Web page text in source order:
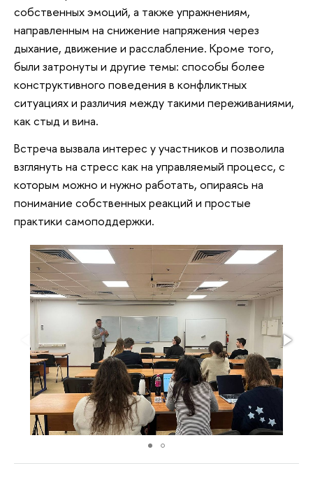
собственных эмоций, а также упражнениям,
направленным на снижение напряжения через
дыхание, движение и расслабление. Кроме того,
были затронуты и другие темы: способы более
конструктивного поведения в конфликтных
ситуациях и различия между такими переживаниями,
как стыд и вина.
Встреча вызвала интерес у участников и позволила
взглянуть на стресс как на управляемый процесс, с
которым можно и нужно работать, опираясь на
понимание собственных реакций и простые
практики самоподдержки.